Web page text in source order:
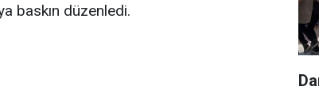
baskın düzenledi.